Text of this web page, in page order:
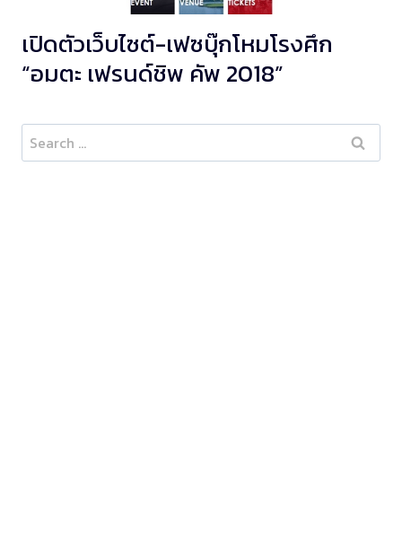
เปิดตัวเว็บไซต์-เฟซบุ๊กโหมโรงศึก
“อมตะ เฟรนด์ชิพ คัพ 2018”
Search
for: